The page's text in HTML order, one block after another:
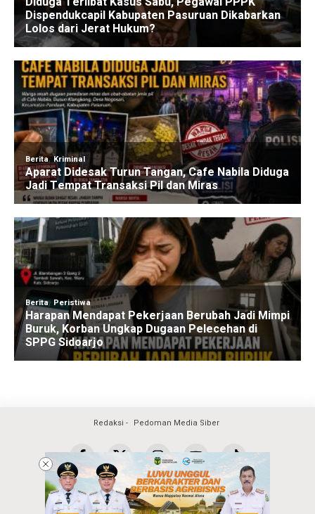
Redaksi Pedoman Media Siber
Copyright @2026 Warta Surya
All Rights Reserved